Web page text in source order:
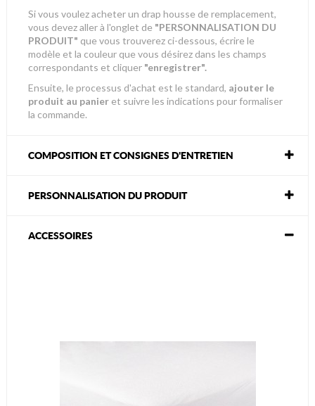
Si vous voulez acheter un drap housse de remplacement,
vous devez allerà l'onglet de "PERSONNALISATION DU
PRODUIT" que vous trouverez ci-dessous, écrire le
modèle et la couleur que vous désirez dans les champs
correspondants et cliquer "enregistrer".
Ensuite, le processus d'achat est le standard, ajouter le
produit au panier et suivre les indications pour formaliser
la commande.
COMPOSITION ET CONSIGNES D'ENTRETIEN
PERSONNALISATION DU PRODUIT
ACCESSOIRES